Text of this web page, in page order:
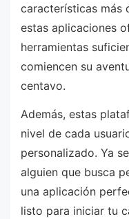
características más
estas aplicaciones
herramientas
comiencen su
centavo.
Además, estas
nivel de cada
personalizado. Ya
alguien que busca
una aplicación
listo para iniciar tu